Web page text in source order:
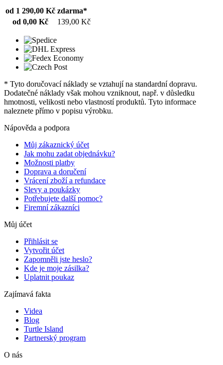
od 1 290,00 Kč zdarma*
od 0,00 Kč
139,00 Kč
* Tyto doručovací náklady se vztahují na standardní dopravu.
Dodatečné náklady však mohou vzniknout, např. v důsledku
hmotnosti, velikosti nebo vlastností produktů. Tyto informace
naleznete přímo v popisu výrobku.
Nápověda a podpora
Můj zákaznický účet
Jak mohu zadat objednávku?
Možnosti platby
Doprava a doručení
Vrácení zboží a refundace
Slevy a poukázky
Potřebujete další pomoc?
Firemní zákazníci
Můj účet
Přihlásit se
Vytvořit účet
Zapomněli jste heslo?
Kde je moje zásilka?
Uplatnit poukaz
Zajímavá fakta
Videa
Blog
Turtle Island
Partnerský program
O nás